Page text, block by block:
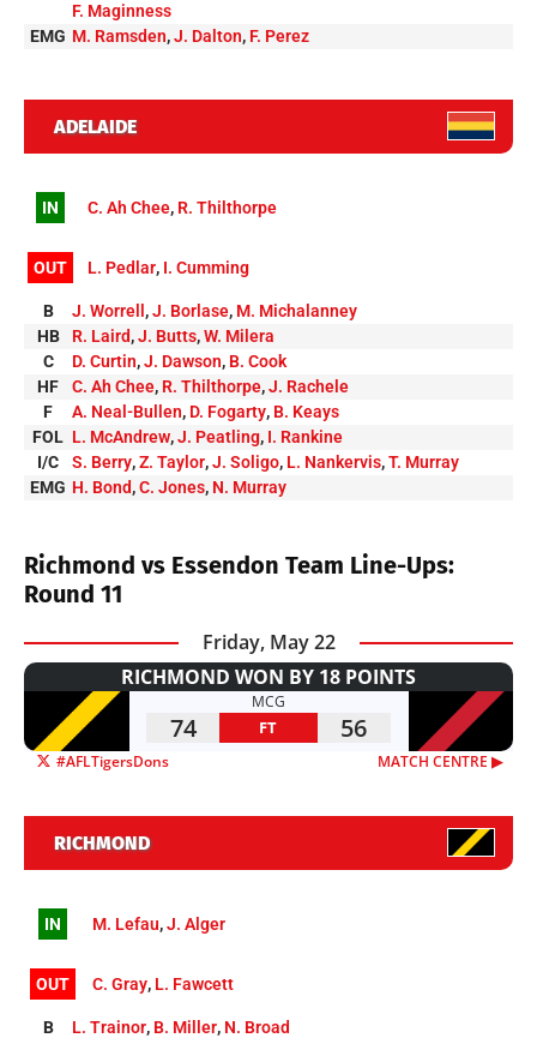
F. Maginness
EMG M. Ramsden,J. Dalton, F. Perez
ADELAIDE
IN C. Ah Chee, R. Thilthorpe
OUT L. Pedlar, I. Cumming
B J. Worrell ,J. Borlase, M. Michalanney
HB
R. Laird,J. Butts,W. Milera
C
D. Curtin,J. Dawson, B. Cook
HF
C. Ah Chee, R. Thilthorpe,J. Rachele
F
A. Neal-Bullen, D. Fogarty, B. Keays
FOL L. McAndrew,J. Peatling, I. Rankine
I/C
S. Berry,Z. Taylor,J. Soligo, L. Nankervis,T. Murray
EMG H. Bond,C. Jones, N. Murray
Richmond vs Essendon Team Line-Ups:
Round 11
Friday, May 22
RICHMOND WON BY 18 POINTS
MCG
74 FT 56
#AFLTigersDons MATCH CENTRE ▶︎
RICHMOND
IN M. Lefau,J. Alger
OUT C. Gray, L. Fawcett
B L. Trainor, B. Miller, N. Broad